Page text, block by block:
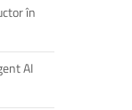
în
AI